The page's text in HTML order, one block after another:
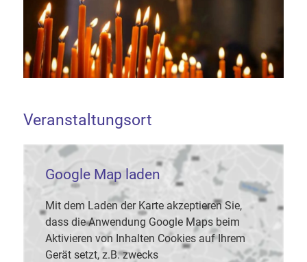
Veranstaltungsort
Google Map laden
Mit dem Laden der Karte akzeptieren Sie,
dass die Anwendung Google Maps beim
Aktivieren von Inhalten Cookies auf Ihrem
Gerät setzt, z.B. zwecks